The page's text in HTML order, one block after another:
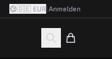
🇩🇪 EUR|Anmelden